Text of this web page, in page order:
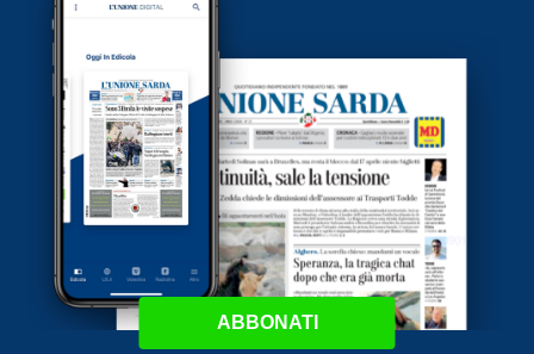
ABBONATI